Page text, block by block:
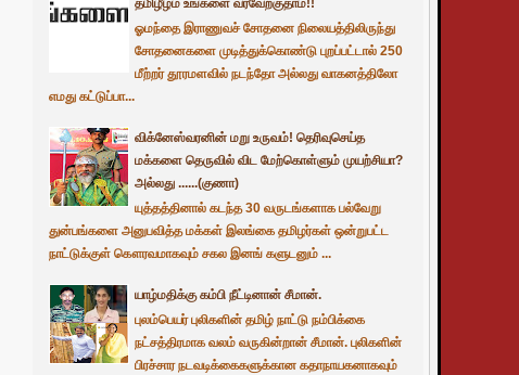
தமிழீழம் உங்களை வரவேற்குதாம்!!
ஓமந்தை இராணுவச் சோதனை நிலையத்திலிருந்து
சோதனைகளை முடித்துக்கொண்டு புறப்பட்டால் 250
மீற்றர் தூரமளவில் நடந்தோ அல்லது வாகனத்திலோ
எமது கட்டுப்பா...
விக்னேஸ்வரனின் மறு உருவம்! தெரிவுசெய்த
மக்களை தெருவில் விட மேற்கொள்ளும் முயற்சியா?
அல்லது ......(குணா)
யுத்தத்தினால் கடந்த 30 வருடங்களாக பல்வேறு
துன்பங்களை அனுபவித்த மக்கள் இலங்கை தமிழர்கள் ஒன்றுபட்ட
நாட்டுக்குள் கௌரவமாகவும் சகல இனங் களுடனும் ...
யாழ்மதிக்கு கம்பி நீட்டினான் சீமான்.
புலம்பெயர் புலிகளின் தமிழ் நாட்டு நம்பிக்கை
நட்சத்திரமாக வலம் வருகின்றான் சீமான். புலிகளின்
பிரச்சார நடவடிக்கைகளுக்கான கதாநாயகனாகவும்